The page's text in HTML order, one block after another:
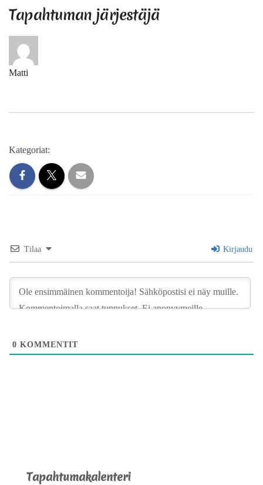
Tapahtuman järjestäjä
Matti
Kategoriat:
Tilaa Kirjaudu
0 KOMMENTIT
Tapahtumakalenteri